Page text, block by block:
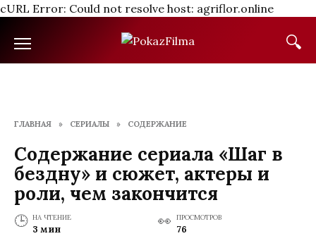
cURL Error: Could not resolve host: agriflor.online
ГЛАВНАЯ » СЕРИАЛЫ » СОДЕРЖАНИЕ
Содержание сериала «Шаг в
бездну» и сюжет, актеры и
роли, чем закончится
НА ЧТЕНИЕ
3 мин
ПРОСМОТРОВ
76